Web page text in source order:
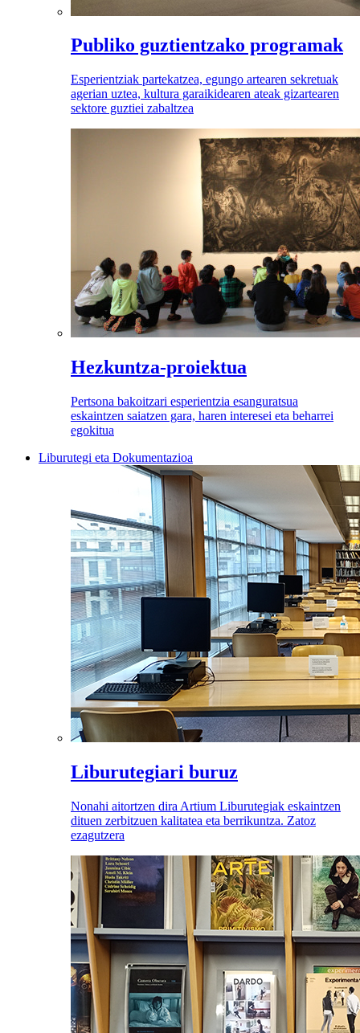
Publiko guztientzako programak
Esperientziak partekatzea, egungo artearen sekretuak
agerian uztea, kultura garaikidearen ateak gizartearen
sektore guztiei zabaltzea
Hezkuntza-proiektua
Pertsona bakoitzari esperientzia esanguratsua
eskaintzen saiatzen gara, haren interesei eta beharrei
egokitua
Liburutegi eta Dokumentazioa
Liburutegiari buruz
Nonahi aitortzen dira Artium Liburutegiak eskaintzen
dituen zerbitzuen kalitatea eta berrikuntza. Zatoz
ezagutzera